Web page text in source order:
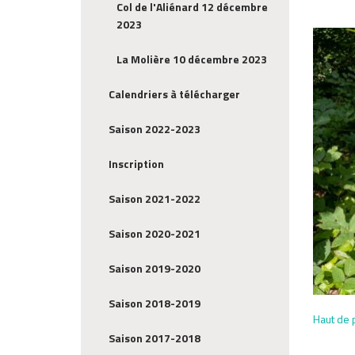
Col de l'Aliénard 12 décembre
2023
La Molière 10 décembre 2023
Calendriers à télécharger
Saison 2022-2023
Inscription
Saison 2021-2022
Saison 2020-2021
Saison 2019-2020
Saison 2018-2019
Saison 2017-2018
Haut de